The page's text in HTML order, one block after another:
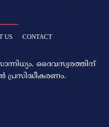
US CONTACT
ദൈവസ്വരത്തിന്‌